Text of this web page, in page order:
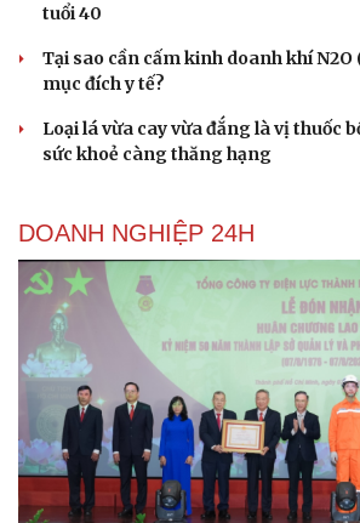
Cải chính
tuổi 40
Tại sao cần cấm kinh doanh khí
mục đích y tế?
Loại lá vừa cay vừa đắng là vị thuốc
sức khoẻ càng thăng hạng
DOANH NGHIỆP 24H